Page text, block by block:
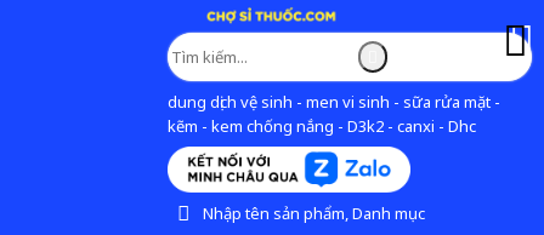
dung dịch vệ sinh - men vi sinh - sữa rửa mặt -
kẽm - kem chống nắng - D3k2 - canxi - Dhc
Nhập tên sản phẩm, Danh mục